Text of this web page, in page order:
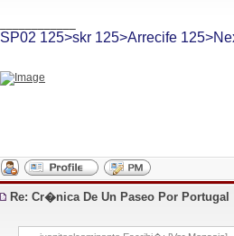
SP02 125>skr 125>Arrecife
Re: Cr�nica De Un Paseo Por Portugal